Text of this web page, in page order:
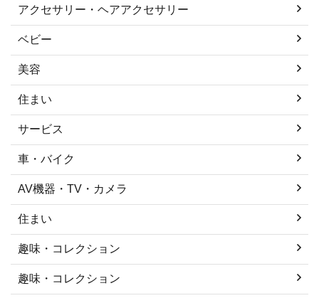
アクセサリー・ヘアアクセサリー
ベビー
美容
住まい
サービス
車・バイク
AV機器・TV・カメラ
住まい
趣味・コレクション
趣味・コレクション